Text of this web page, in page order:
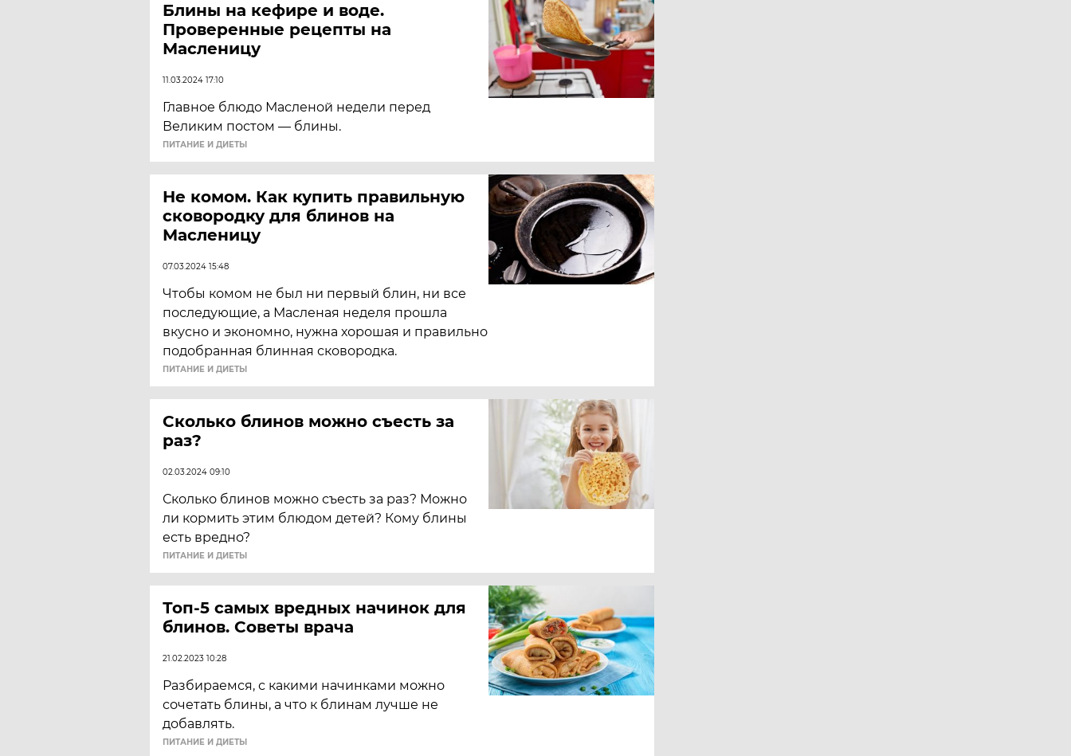
Блины на кефире и воде.
Проверенные рецепты на
Масленицу
11.03.2024 17:10
Главное блюдо Масленой недели перед
Великим постом — блины.
ПИТАНИЕ И ДИЕТЫ
Не комом. Как купить правильную
сковородку для блинов на
Масленицу
07.03.2024 15:48
Чтобы комом не был ни первый блин, ни все
последующие, а Масленая неделя прошла
вкусно и экономно, нужна хорошая и правильно
подобранная блинная сковородка.
ПИТАНИЕ И ДИЕТЫ
Сколько блинов можно съесть за
раз?
02.03.2024 09:10
Сколько блинов можно съесть за раз? Можно
ли кормить этим блюдом детей? Кому блины
есть вредно?
ПИТАНИЕ И ДИЕТЫ
Топ-5 самых вредных начинок для
блинов. Советы врача
21.02.2023 10:28
Разбираемся, с какими начинками можно
сочетать блины, а что к блинам лучше не
добавлять.
ПИТАНИЕ И ДИЕТЫ